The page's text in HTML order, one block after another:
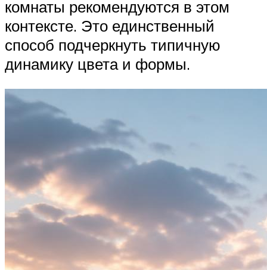
комнаты рекомендуются в этом
контексте. Это единственный
способ подчеркнуть типичную
динамику цвета и формы.